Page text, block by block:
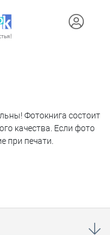
Фотокнига состоит
качества. Если фото
при печати.